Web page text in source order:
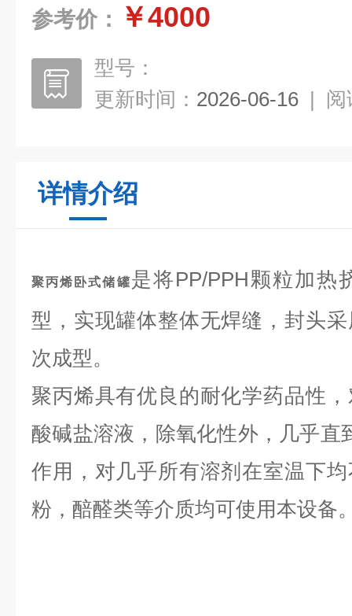
参考价： ￥4000
型号：
更新时间： 2026-06-16 | 阅
详情介绍
聚丙烯卧式储罐是将PP/PPH颗粒加热
型，实现罐体整体无焊缝，封头
次成型。
聚丙烯具有优良的耐化学药品性
酸碱盐溶液，除氧化性外，几乎
作用，对几乎所有溶剂在室温下
粉，醅醛类等介质均可使用本设备